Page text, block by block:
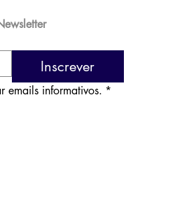
Inscrever
emails informativos. *